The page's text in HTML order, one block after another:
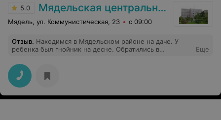
5.0 Мядельская центральная районная больница
Мядель, ул. Коммунистическая, 23 с 09:00
Отзыв. Находимся в Мядельском районе на даче. У
ребенка был гнойник на десне. Обратились в
Стоматолог быстро обработала десну, дала
рекомендации. Спасибо за оперативность и
вежливость!
Еще